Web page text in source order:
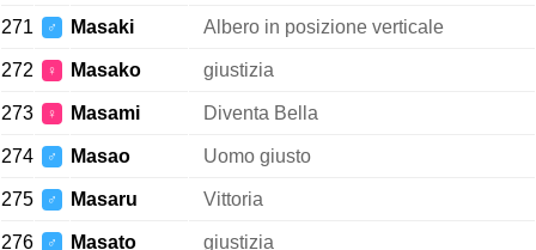
271 ♂ Masaki Albero in posizione verticale
272 ♀ Masako giustizia
273 ♀ Masami Diventa Bella
274 ♂ Masao Uomo giusto
275 ♂ Masaru Vittoria
276 ♂ Masato giustizia